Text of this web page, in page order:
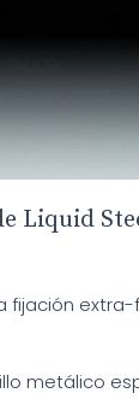
Liquid
fijación
metálico